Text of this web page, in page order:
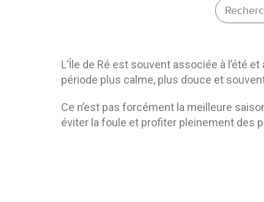
L’Île de Ré est souvent associée à l’été
période plus calme, plus douce et
Ce n’est pas forcément la meilleure
éviter la foule et profiter pleinement des